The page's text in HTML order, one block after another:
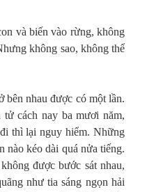
và biến vào rừng, không
không sao, không thể
bên nhau được có một lần.
cách nay ba mươi năm,
thì lại nguy hiểm. Những
nào kéo dài quá nửa tiếng.
được bước sát nhau,
như tia sáng ngọn hải